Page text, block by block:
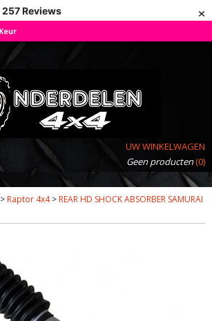
257 Reviews ×
UW WINKELWAGEN
Geen producten(0)
> Raptor 4x4> REAR HD SHOCK ABSORBER SAMURAI